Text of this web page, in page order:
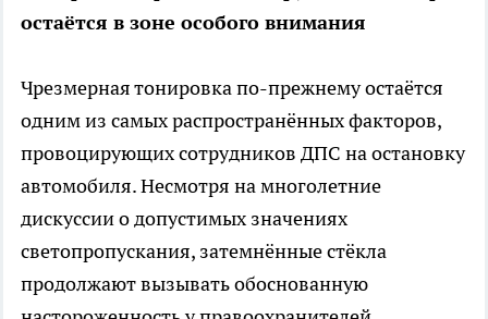
остаётся в зоне особого внимания
Чрезмерная тонировка по-прежнему остаётся
одним из самых распространённых факторов,
провоцирующих сотрудников ДПС на остановку
автомобиля. Несмотря на многолетние
дискуссии о допустимых значениях
светопропускания, затемнённые стёкла
продолжают вызывать обоснованную